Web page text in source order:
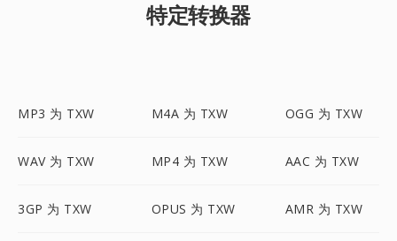
特定转换器
MP3 为 TXW M4A 为 TXW OGG 为 TXW
WAV 为 TXW MP4 为 TXW AAC 为 TXW
3GP 为 TXW OPUS 为 TXW AMR 为 TXW